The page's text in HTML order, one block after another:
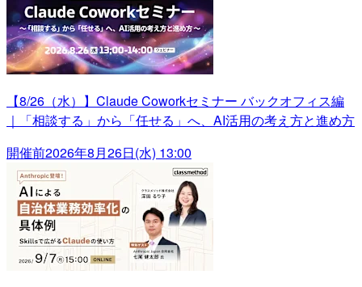
【8/26（水）】Claude Coworkセミナー バックオフィス編
｜「相談する」から「任せる」へ、AI活用の考え方と進め方
開催前2026年8月26日(水) 13:00